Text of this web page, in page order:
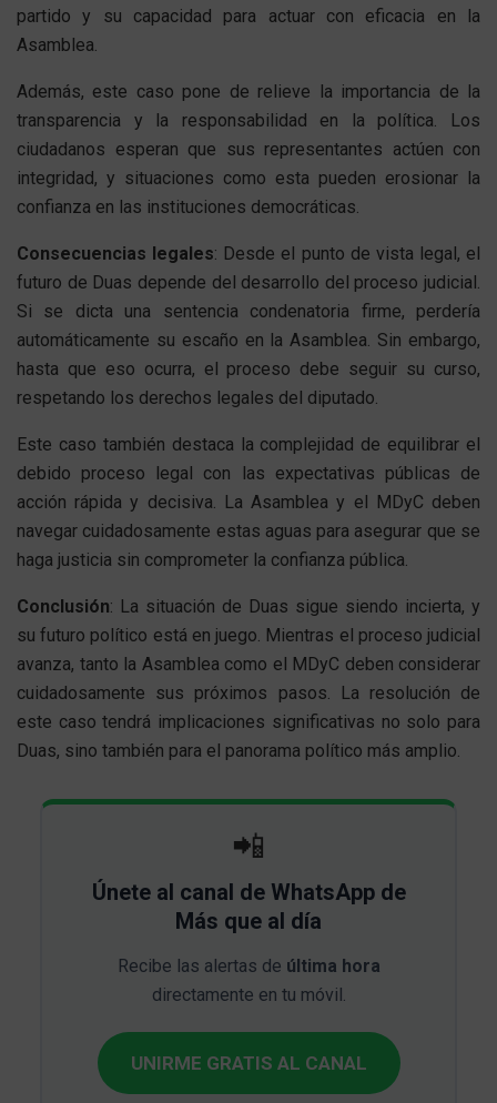
partido y su capacidad para actuar con eficacia en la
Asamblea.
Además, este caso pone de relieve la importancia de la
transparencia y la responsabilidad en la política. Los
ciudadanos esperan que sus representantes actúen con
integridad, y situaciones como esta pueden erosionar la
confianza en las instituciones democráticas.
Consecuencias legales: Desde el punto de vista legal, el
futuro de Duas depende del desarrollo del proceso judicial.
Si se dicta una sentencia condenatoria firme, perdería
automáticamente su escaño en la Asamblea. Sin embargo,
hasta que eso ocurra, el proceso debe seguir su curso,
respetando los derechos legales del diputado.
Este caso también destaca la complejidad de equilibrar el
debido proceso legal con las expectativas públicas de
acción rápida y decisiva. La Asamblea y el MDyC deben
navegar cuidadosamente estas aguas para asegurar que se
haga justicia sin comprometer la confianza pública.
Conclusión: La situación de Duas sigue siendo incierta, y
su futuro político está en juego. Mientras el proceso judicial
avanza, tanto la Asamblea como el MDyC deben considerar
cuidadosamente sus próximos pasos. La resolución de
este caso tendrá implicaciones significativas no solo para
Duas, sino también para el panorama político más amplio.
📲
Únete al canal de WhatsApp de
Más que al día
Recibe las alertas de última hora
directamente en tu móvil.
UNIRME GRATIS AL CANAL